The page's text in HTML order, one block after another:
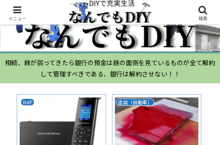
相続、親が弱ってきたら銀行の預金は親の面倒を見ているものが全て解約
して管理すべきである、銀行は解約させない！！
VoIP 塗装（自動車）
メニュー 検索